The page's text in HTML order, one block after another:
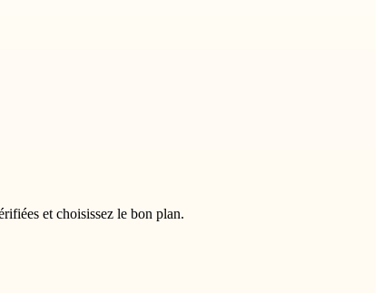
et choisissez le bon plan.